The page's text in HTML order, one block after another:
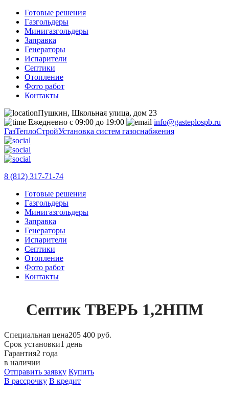
Готовые решения
Газгольдеры
Минигазгольдеры
Заправка
Генераторы
Испарители
Септики
Отопление
Фото работ
Контакты
Пушкин, Школьная улица, дом 23
Ежедневно с 09:00 до 19:00
info@gasteplospb.ru
ГазТеплоСтройУстановка систем газоснабжения
8 (812) 317-71-74
Готовые решения
Газгольдеры
Минигазгольдеры
Заправка
Генераторы
Испарители
Септики
Отопление
Фото работ
Контакты
Септик ТВЕРЬ 1,2НПМ
Специальная цена205 400 руб.
Срок установки1 день
Гарантия2 года
в наличии
Отправить заявку Купить
В рассрочку В кредит